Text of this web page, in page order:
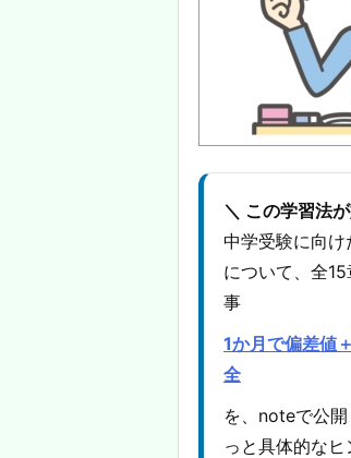
＼ この学習法
中学受験に向
について、全
事
1か月で偏差値
全
を、noteで公
っと具体的なヒ